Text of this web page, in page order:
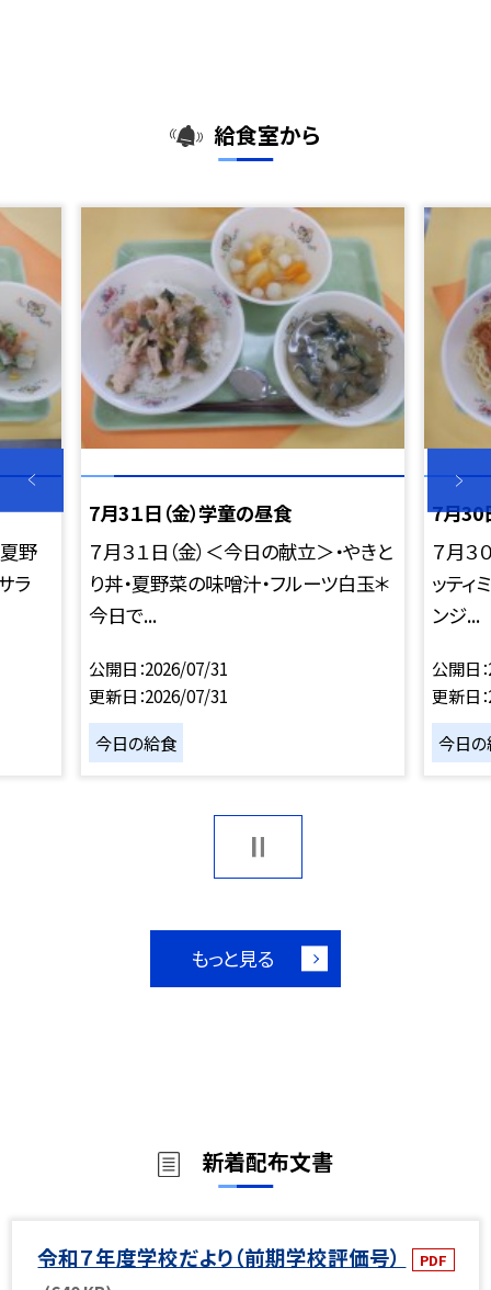
給食室から
野
ラ
7月3１日（金）学童の昼食
７月３１日（金）＜今日の献立＞・やきと
り丼・夏野菜の味噌汁・フルーツ白玉＊
今日で...
公開日 2026/07/31
更新日 2026/07/31
今日の給食
7月30
７月３
ッティ
ンジ...
公開日
更新日
今日
もっと見る
新着配布文書
令和７年度学校だより（前期学校評価号） PDF